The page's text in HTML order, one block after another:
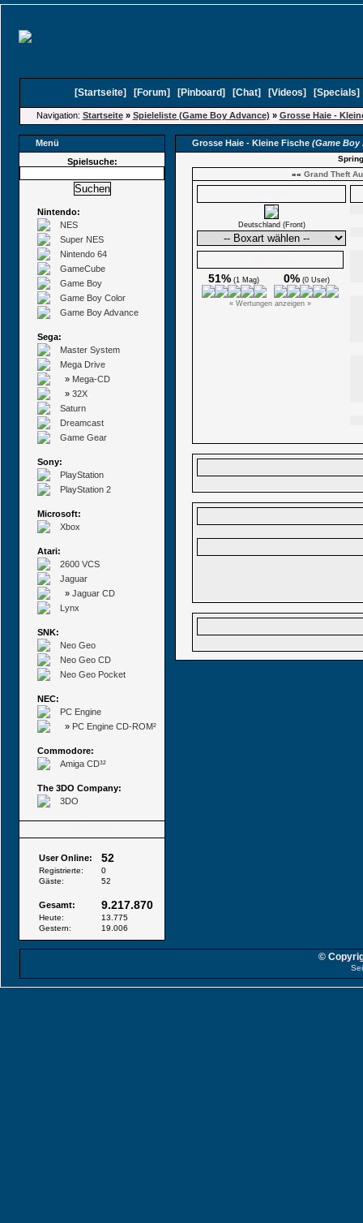
[Startseite] [Forum] [Pinboard] [Chat] [Videos] [Specials
Navigation: Startseite» Spieleliste (Game Boy Advance) » Grosse Haie -
Menü Grosse Haie - Kleine Fische (Game Boy
Spielsuche:
Nintendo:
NES
Super NES
Nintendo 64
GameCube
Game Boy
Game Boy Color
Game Boy Advance
Sega:
Master System
Mega Drive
» Mega-CD
» 32X
Saturn
Dreamcast
Game Gear
Sony:
PlayStation
PlayStation 2
Microsoft:
Xbox
Atari:
2600 VCS
Jaguar
» Jaguar CD
Lynx
SNK:
Neo Geo
Neo Geo CD
Neo Geo Pocket
NEC:
PC Engine
» PC Engine CD-ROM²
Commodore:
Amiga CD³²
The 3DO Company:
3DO
User Online: 52
Registrierte:
0
Gäste:
52
Gesamt: 9.217.870
Heute:
13.775
Gestern:
19.006
«« Grand Theft
Deutschland (Front)
51% (1 Mag) 0% (0 User)
« Wertungen anzeigen »
©